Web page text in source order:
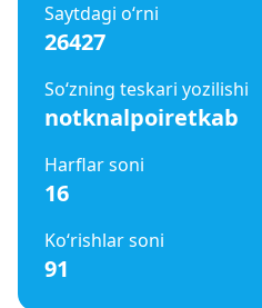
Saytdagi o‘rni
26427
So‘zning teskari yozilishi
notknalpoiretkab
Harflar soni
16
Ko‘rishlar soni
91